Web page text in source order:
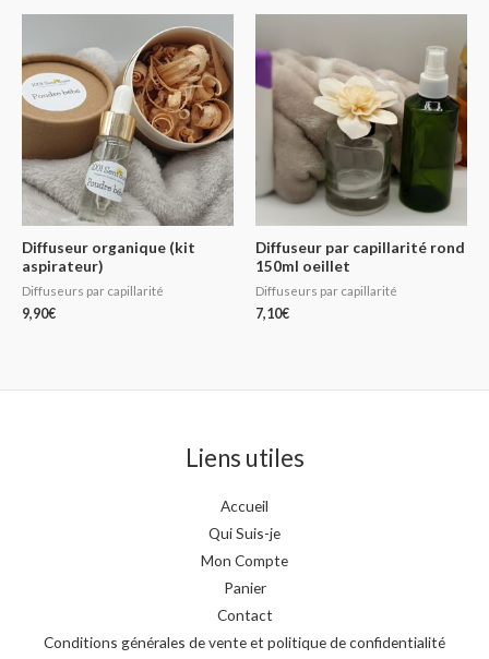
Diffuseur organique (kit
aspirateur)
Diffuseurs par capillarité
9,90€
Diffuseur par capillarité rond
150ml oeillet
Diffuseurs par capillarité
7,10€
Liens utiles
Accueil
Qui Suis-je
Mon Compte
Panier
Contact
Conditions générales de vente et politique de confidentialité